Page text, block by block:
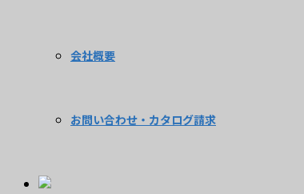
会社概要
お問い合わせ・カタログ請求